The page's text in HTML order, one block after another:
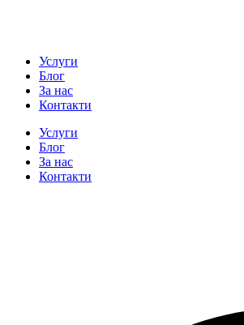
Услуги
Блог
За нас
Контакти
Услуги
Блог
За нас
Контакти